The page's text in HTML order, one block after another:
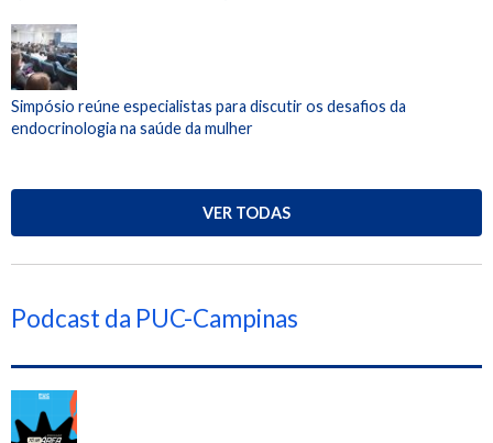
Simpósio reúne especialistas para discutir os desafios da
endocrinologia na saúde da mulher
VER TODAS
Podcast da PUC-Campinas